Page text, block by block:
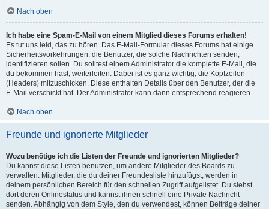
Nach oben
Ich habe eine Spam-E-Mail von einem Mitglied dieses Forums erhalten!
Es tut uns leid, das zu hören. Das E-Mail-Formular dieses Forums hat einige
Sicherheitsvorkehrungen, die Benutzer, die solche Nachrichten senden,
identifizieren sollen. Du solltest einem Administrator die komplette E-Mail, die
du bekommen hast, weiterleiten. Dabei ist es ganz wichtig, die Kopfzeilen
(Headers) mitzuschicken. Diese enthalten Details über den Benutzer, der die
E-Mail verschickt hat. Der Administrator kann dann entsprechend reagieren.
Nach oben
Freunde und ignorierte Mitglieder
Wozu benötige ich die Listen der Freunde und ignorierten Mitglieder?
Du kannst diese Listen benutzen, um andere Mitglieder des Boards zu
verwalten. Mitglieder, die du deiner Freundesliste hinzufügst, werden in
deinem persönlichen Bereich für den schnellen Zugriff aufgelistet. Du siehst
dort deren Onlinestatus und kannst ihnen schnell eine Private Nachricht
senden. Abhängig von dem Style, den du verwendest, können Beiträge deiner